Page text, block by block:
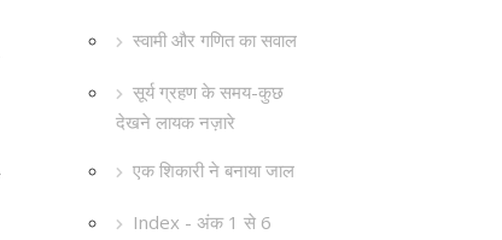
स्वामी और गणित का सवाल
सूर्य ग्रहण के समय-कुछ
देखने लायक नज़ारे
एक शिकारी ने बनाया जाल
Index - अंक 1 से 6